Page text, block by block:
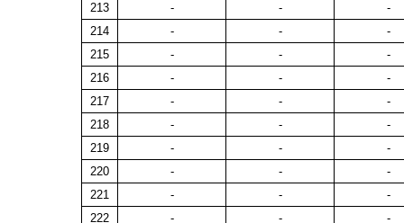
213
- -
-
214
- -
-
215
- -
-
216
- -
-
217
- -
-
218
- -
-
219
- -
-
220
- -
-
221
- -
-
222
- - -